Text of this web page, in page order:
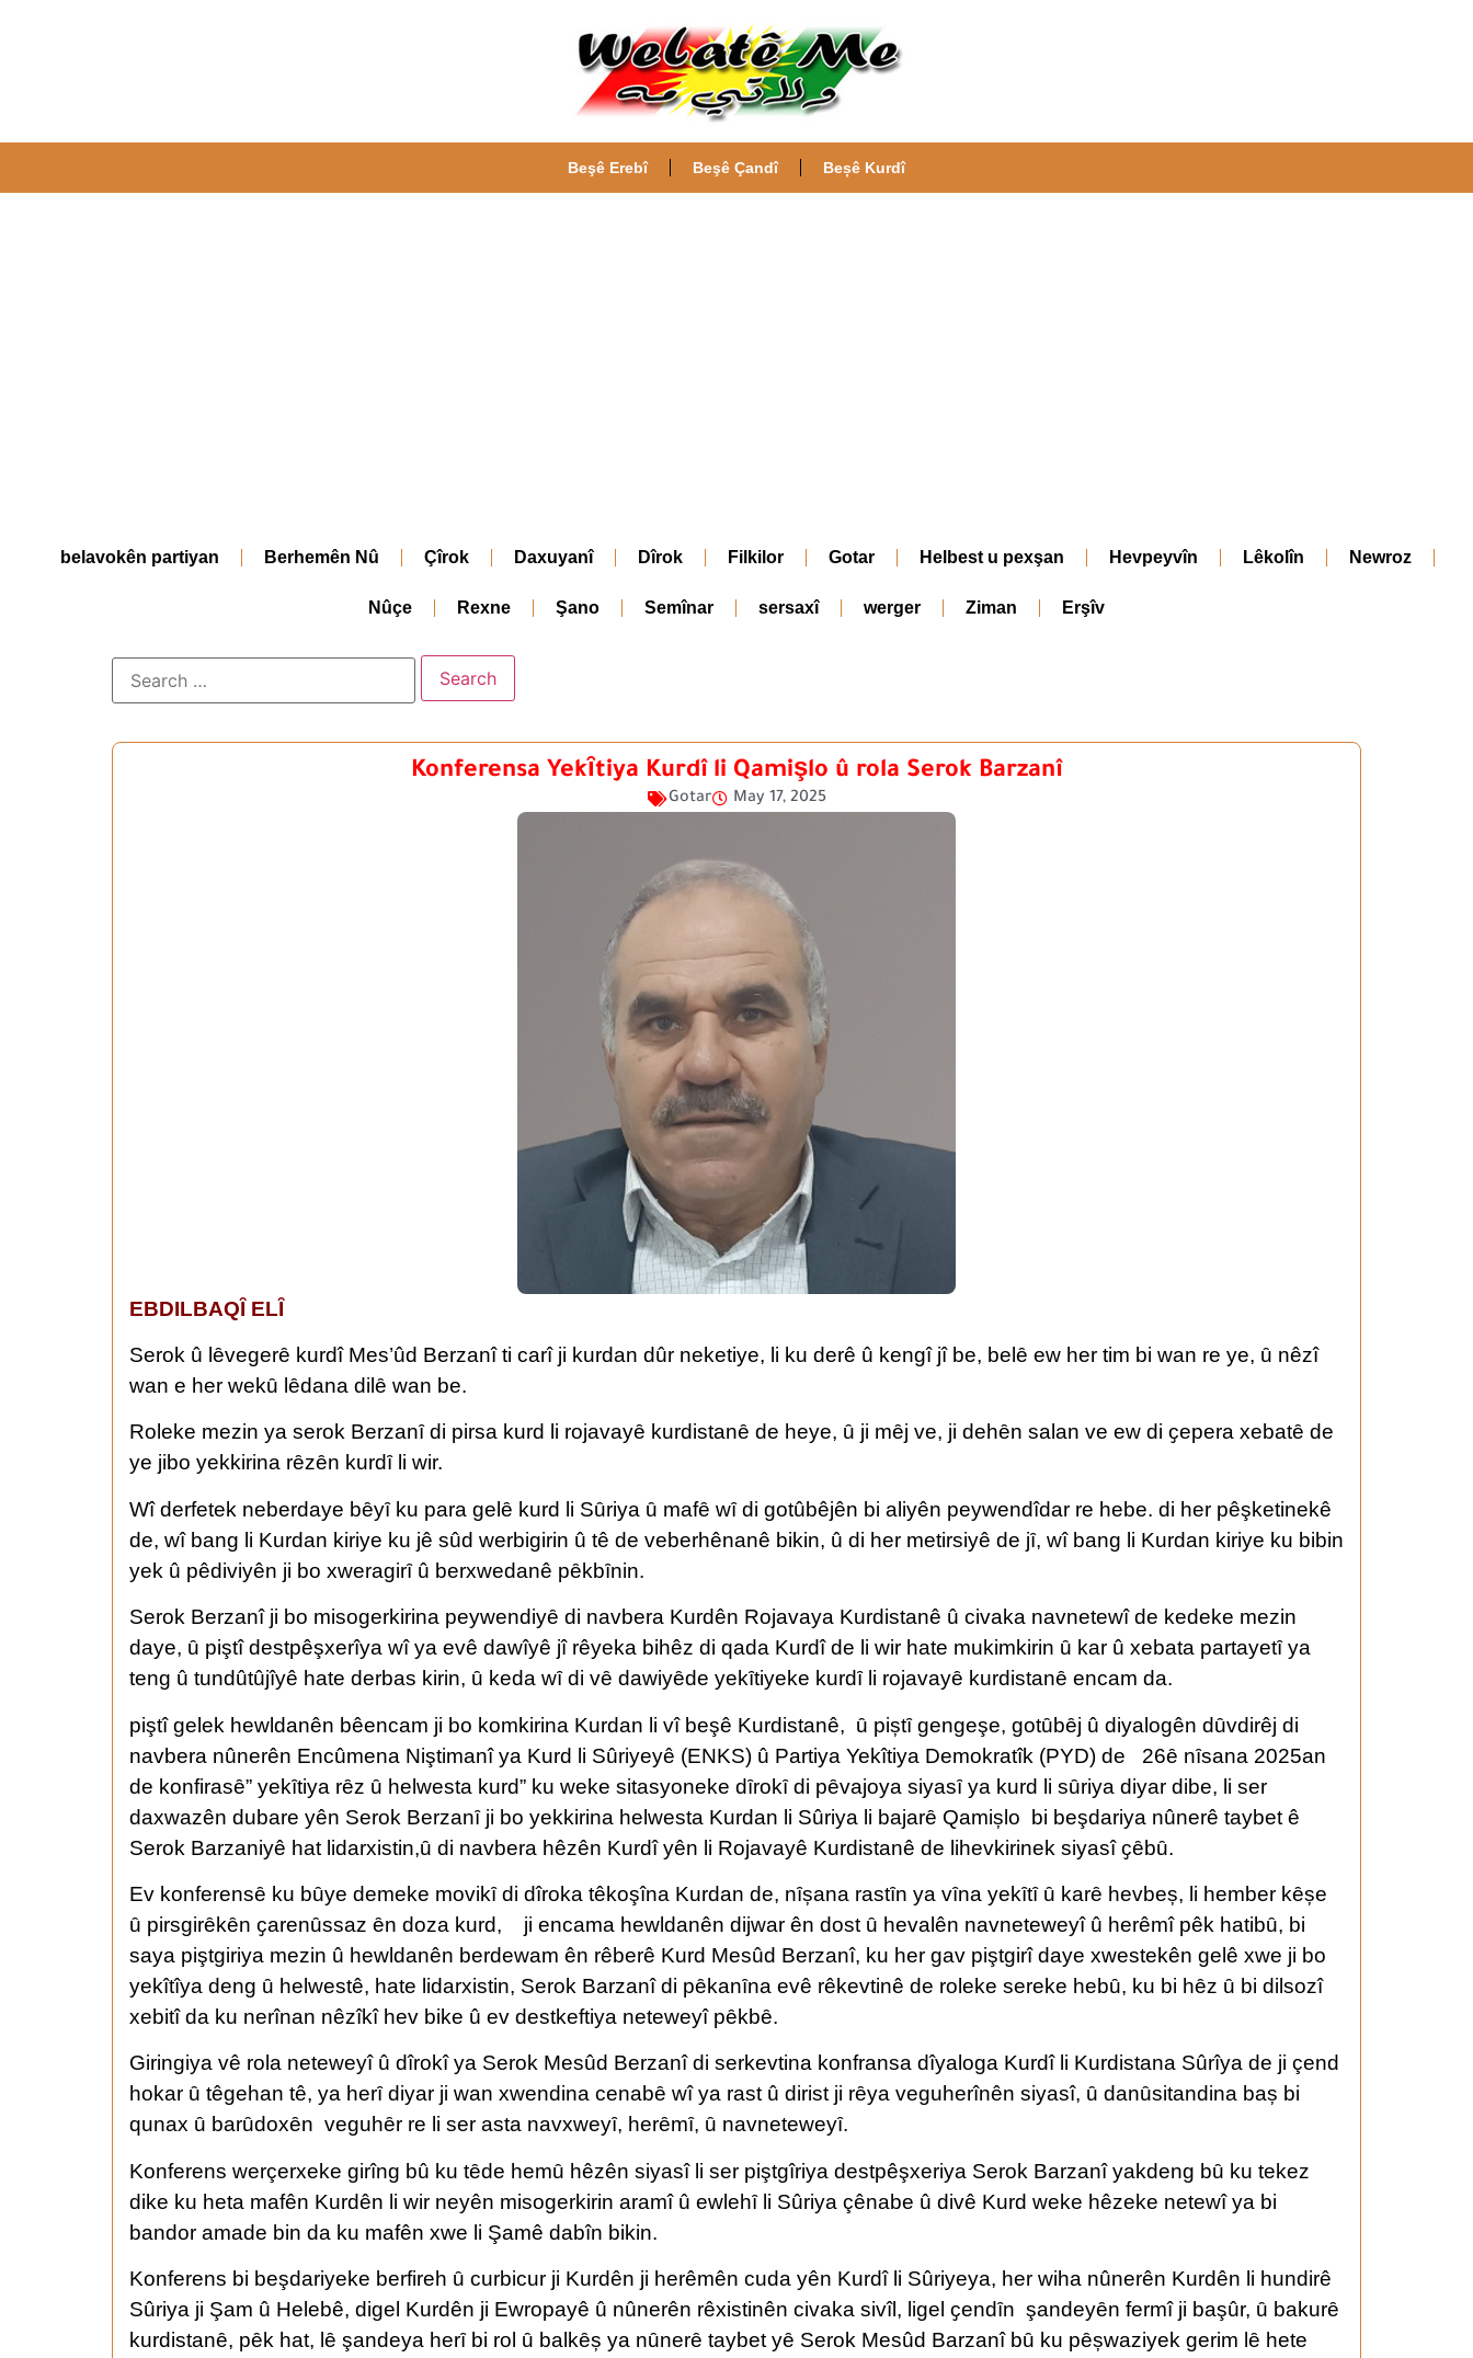
Beşê Erebî Beşê Çandî Beșê Kurdî
belavokên partiyan Berhemên Nû Çîrok Daxuyanî Dîrok Filkilor Gotar Helbest u pexşan Hevpeyvîn Lêkolîn Newroz
Nûçe Rexne Şano Semînar sersaxî werger Ziman Erşîv
Konferensa Yekȋtiya Kurdî li Qamişlo û rola Serok Barzanî
Gotar May 17, 2025
EBDILBAQȊ ELȊ
Serok û lȇvegerȇ kurdî Mes’ûd Berzanî ti carî ji kurdan dûr neketiye, li ku derê û kengî jî be, belȇ ew her tim bi wan re ye, ȗ nêzî
wan e her wekȗ lȇdana dilȇ wan be.
Roleke mezin ya serok Berzanȋ di pirsa kurd li rojavayȇ kurdistanȇ de heye, ȗ ji mȇj ve, ji dehȇn salan ve ew di ҫepera xebatȇ de
ye jibo yekkirina rȇzȇn kurdȋ li wir.
Wî derfetek neberdaye bȇyȋ ku para gelȇ kurd li Sȗriya ȗ mafȇ wȋ di gotûbêjên bi aliyên peywendîdar re hebe. di her pêşketinekê
de, wî bang li Kurdan kiriye ku jê sûd werbigirin û tê de veberhênanê bikin, û di her metirsiyê de jȋ, wî bang li Kurdan kiriye ku bibin
yek û pêdiviyên ji bo xweragirȋ û berxwedanê pȇkbȋnin.
Serok Berzanî ji bo misogerkirina peywendiyȇ di navbera Kurdên Rojavaya Kurdistanê û civaka navnetewî de kedeke mezin
daye, ȗ piştî destpêşxerîya wî ya evê dawîyê jî rêyeka bihêz di qada Kurdî de li wir hate mukimkirin ȗ kar û xebata partayetȋ ya
teng û tundûtûjîyê hate derbas kirin, ȗ keda wȋ di vȇ dawiyȇde yekȋtiyeke kurdȋ li rojavayȇ kurdistanȇ encam da.
piştî gelek hewldanên bêencam ji bo komkirina Kurdan li vî beşê Kurdistanê, ȗ piștȋ gengeşe, gotȗbȇj û diyalogên dȗvdirêj di
navbera nûnerên Encûmena Niştimanî ya Kurd li Sûriyeyê (ENKS) û Partiya Yekîtiya Demokratîk (PYD) de 26ȇ nȋsana 2025an
de konfirasȇ” yekȋtiya rȇz ȗ helwesta kurd” ku weke sitasyoneke dȋrokȋ di pȇvajoya siyasȋ ya kurd li sȗriya diyar dibe, li ser
daxwazên dubare yên Serok Berzanȋ ji bo yekkirina helwesta Kurdan li Sûriya li bajarȇ Qamișlo bi beşdariya nûnerê taybet ê
Serok Barzaniyê hat lidarxistin,ȗ di navbera hêzên Kurdî yên li Rojavayê Kurdistanê de lihevkirinek siyasî ҫȇbȗ.
Ev konferensȇ ku bȗye demeke movikȋ di dîroka têkoşîna Kurdan de, nȋșana rastȋn ya vȋna yekȋtȋ ȗ karȇ hevbeș, li hember kȇșe
ȗ pirsgirȇkȇn ҫarenȗssaz ȇn doza kurd, ji encama hewldanên dijwar ên dost ȗ hevalên navneteweyî û herêmî pêk hatibȗ, bi
saya piştgiriya mezin û hewldanên berdewam ên rêberê Kurd Mesûd Berzanî, ku her gav piştgirî daye xwestekên gelê xwe ji bo
yekîtîya deng ȗ helwestê, hate lidarxistin, Serok Barzanî di pȇkanȋna evê rêkevtinê de roleke sereke hebȗ, ku bi hȇz ȗ bi dilsozî
xebitî da ku nerînan nêzîkî hev bike û ev destkeftiya neteweyî pȇkbȇ.
Giringiya vê rola neteweyî û dîrokî ya Serok Mesûd Berzanî di serkevtina konfransa dîyaloga Kurdî li Kurdistana Sûrîya de ji çend
hokar ȗ têgehan tê, ya herȋ diyar ji wan xwendina cenabȇ wî ya rast û dirist ji rȇya veguherînên siyasî, ȗ danȗsitandina baș bi
qunax ȗ barȗdoxȇn veguhȇr re li ser asta navxweyȋ, herȇmȋ, ȗ navneteweyȋ.
Konferens werçerxeke girîng bû ku tȇde hemȗ hêzên siyasî li ser piştgîriya destpêşxeriya Serok Barzanî yakdeng bȗ ku tekez
dike ku heta mafên Kurdên li wir neyên misogerkirin aramî û ewlehȋ li Sûriya çênabe û divê Kurd weke hêzeke netewî ya bi
bandor amade bin da ku mafên xwe li Şamê dabîn bikin.
Konferens bi beşdariyeke berfireh ȗ curbicur ji Kurdên ji herêmên cuda yên Kurdî li Sûriyeya, her wiha nûnerên Kurdên li hundirê
Sûriya ji Şam û Helebê, digel Kurdên ji Ewropayê û nûnerên rêxistinên civaka sivîl, ligel ҫendȋn şandeyȇn fermî ji başûr, ȗ bakurȇ
kurdistanȇ, pȇk hat, lȇ şandeya herȋ bi rol ȗ balkȇș ya nȗnerȇ taybet yȇ Serok Mesûd Barzanî bȗ ku pȇșwaziyek gerim lȇ hete